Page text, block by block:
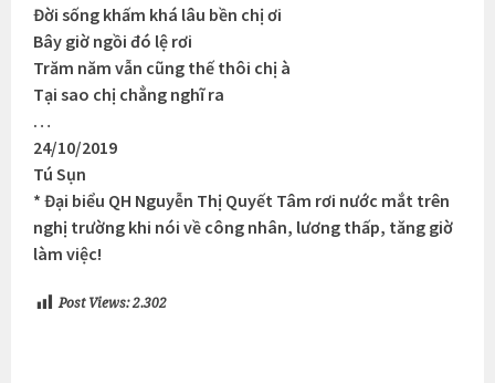
Đời sống khấm khá lâu bền chị ơi
Bây giờ ngồi đó lệ rơi
Trăm năm vẫn cũng thế thôi chị à
Tại sao chị chẳng nghĩ ra
…
24/10/2019
Tú Sụn
* Đại biểu QH Nguyễn Thị Quyết Tâm rơi nước mắt trên
nghị trường khi nói về công nhân, lương thấp, tăng giờ
làm việc!
Post Views: 2.302